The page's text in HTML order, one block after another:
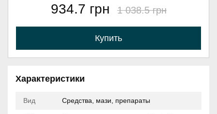
934.7 грн 1 038.5 грн
Купить
Характеристики
Вид Средства, мази, препараты